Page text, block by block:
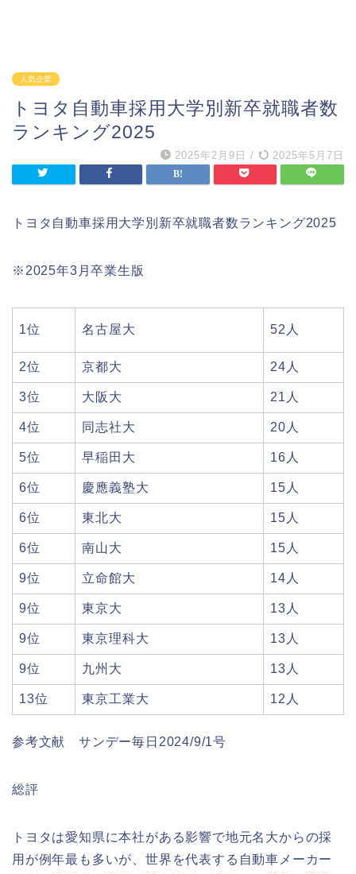
人気企業
トヨタ自動車採用大学別新卒就職者数
ランキング2025
2025年2月9日 / 2025年5月7日
トヨタ自動車採用大学別新卒就職者数ランキング2025
※2025年3月卒業生版
1位 名古屋大 52人
2位 京都大 24人
3位 大阪大 21人
4位 同志社大 20人
5位 早稲田大 16人
6位 慶應義塾大 15人
6位 東北大 15人
6位 南山大 15人
9位 立命館大 14人
9位 東京大 13人
9位 東京理科大 13人
9位 九州大 13人
13位 東京工業大 12人
参考文献 サンデー毎日2024/9/1号
総評
トヨタは愛知県に本社がある影響で地元名大からの採
用が例年最も多いが、世界を代表する自動車メーカー